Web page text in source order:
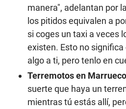
manera", adelantan por
los pitidos equivalen a
si coges un taxi a veces
existen. Esto no
algo a ti, pero tenlo en
Terremotos en
suerte que haya un
mientras tú estás allí,